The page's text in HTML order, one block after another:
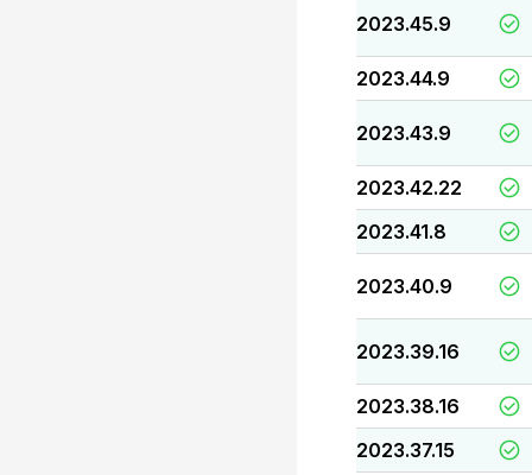
2023.45.9
2023.44.9
2023.43.9
2023.42.22
2023.41.8
2023.40.9
2023.39.16
2023.38.16
2023.37.15